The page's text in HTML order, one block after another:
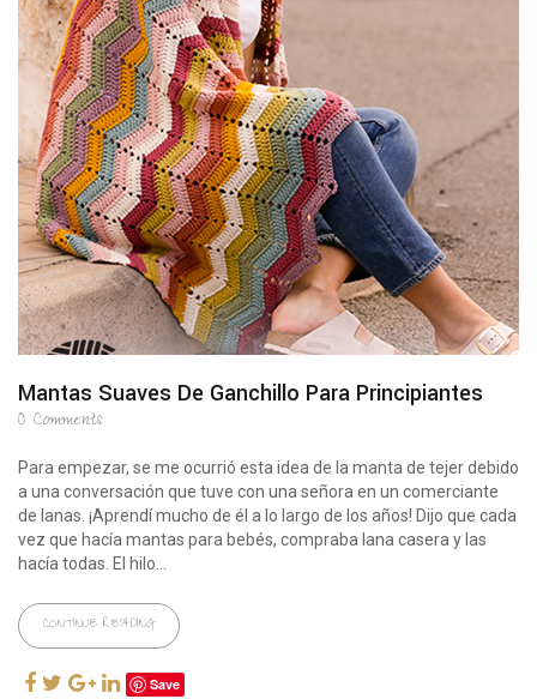
Mantas Suaves De Ganchillo Para Principiantes
0 Comments
Para empezar, se me ocurrió esta idea de la manta de tejer debido
a una conversación que tuve con una señora en un comerciante
de lanas. ¡Aprendí mucho de él a lo largo de los años! Dijo que cada
vez que hacía mantas para bebés, compraba lana casera y las
hacía todas. El hilo...
CONTINUE READING
Save